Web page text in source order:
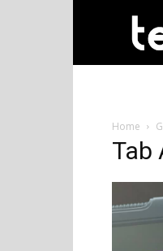
Home
Tab